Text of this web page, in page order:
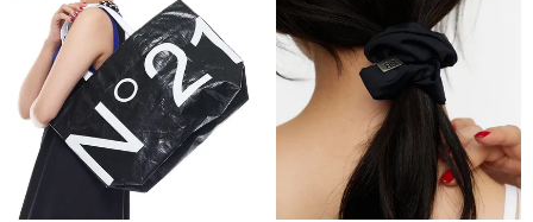
SALE
OUTLET
RANKING
RE STOCK
COMING SOON